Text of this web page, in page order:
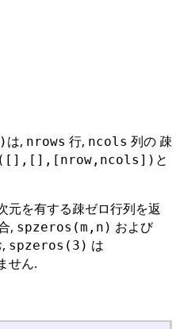
は, nrows 行, ncols 列の 疎
と
元を有する疎ゼロ行列を返
, spzeros(m,n) および
spzeros(3) は
せん.